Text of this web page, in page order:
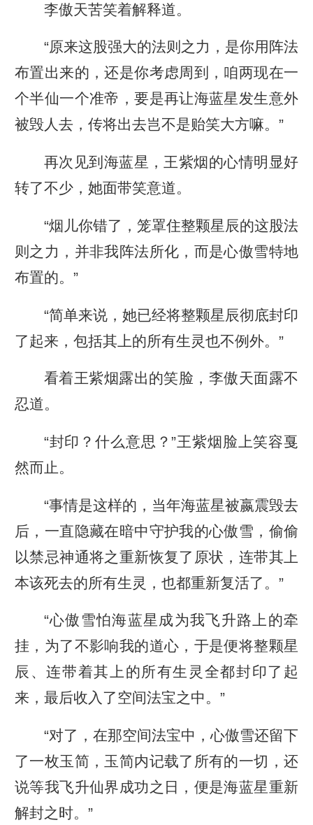
李傲天苦笑着解释道。
“原来这股强大的法则之力，是你用阵法
布置出来的，还是你考虑周到，咱两现在一
个半仙一个准帝，要是再让海蓝星发生意外
被毁人去，传将出去岂不是贻笑大方嘛。”
再次见到海蓝星，王紫烟的心情明显好
转了不少，她面带笑意道。
“烟儿你错了，笼罩住整颗星辰的这股法
则之力，并非我阵法所化，而是心傲雪特地
布置的。”
“简单来说，她已经将整颗星辰彻底封印
了起来，包括其上的所有生灵也不例外。”
看着王紫烟露出的笑脸，李傲天面露不
忍道。
“封印？什么意思？”王紫烟脸上笑容戛
然而止。
“事情是这样的，当年海蓝星被嬴震毁去
后，一直隐藏在暗中守护我的心傲雪，偷偷
以禁忌神通将之重新恢复了原状，连带其上
本该死去的所有生灵，也都重新复活了。”
“心傲雪怕海蓝星成为我飞升路上的牵
挂，为了不影响我的道心，于是便将整颗星
辰、连带着其上的所有生灵全都封印了起
来，最后收入了空间法宝之中。”
“对了，在那空间法宝中，心傲雪还留下
了一枚玉简，玉简内记载了所有的一切，还
说等我飞升仙界成功之日，便是海蓝星重新
解封之时。”